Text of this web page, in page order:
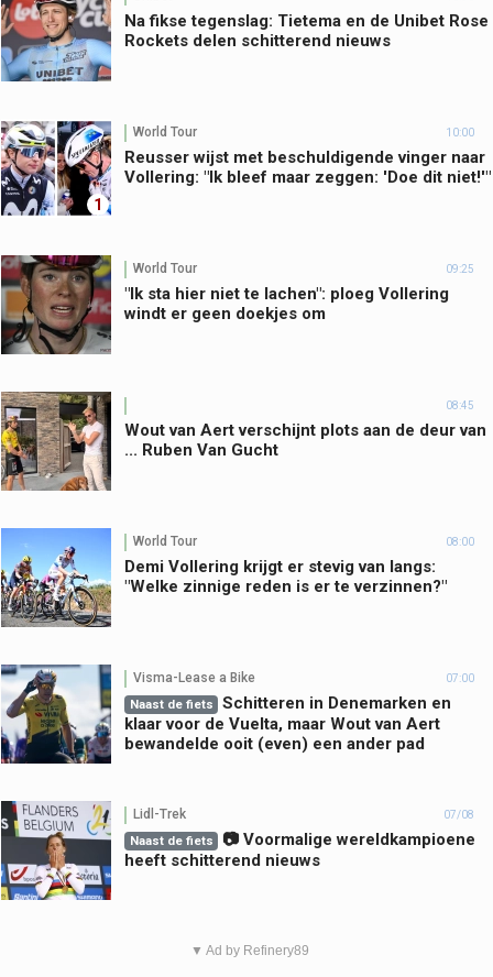
Na fikse tegenslag: Tietema en de Unibet Rose
Rockets delen schitterend nieuws
1
World Tour 10:00
Reusser wijst met beschuldigende vinger naar
Vollering: "Ik bleef maar zeggen: 'Doe dit niet!'"
World Tour 09:25
"Ik sta hier niet te lachen": ploeg Vollering
windt er geen doekjes om
08:45
Wout van Aert verschijnt plots aan de deur van
... Ruben Van Gucht
World Tour 08:00
Demi Vollering krijgt er stevig van langs:
"Welke zinnige reden is er te verzinnen?"
Visma-Lease a Bike 07:00
Naast de fiets
Schitteren in Denemarken en
klaar voor de Vuelta, maar Wout van Aert
bewandelde ooit (even) een ander pad
Lidl-Trek 07/08
Naast de fiets
📷 Voormalige wereldkampioene
heeft schitterend nieuws
▼ Ad by Refinery89